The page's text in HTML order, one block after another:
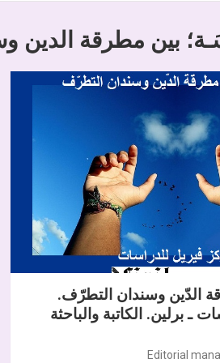
بين مطرقة الدين
الدّين وسندان التطرّف.
ـ برلين. الكاتبة والباحثة
Editorial